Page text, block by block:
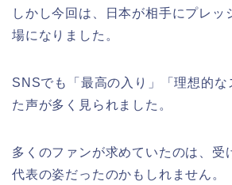
しかし今回は、日本が相手にプレッ
場になりました。
SNSでも「最高の入り」「理想的な
た声が多く見られました。
多くのファンが求めていたのは、受
代表の姿だったのかもしれません。